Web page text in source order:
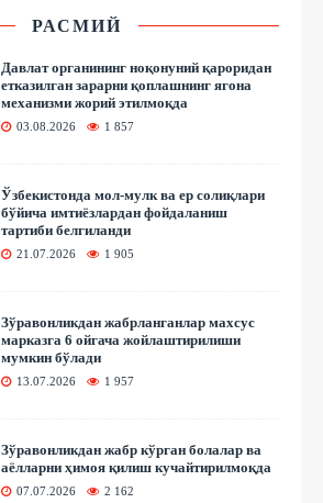
РАСМИЙ
Давлат органининг ноқонуний қароридан
етказилган зарарни қоплашнинг ягона
механизми жорий этилмоқда
03.08.2026 1 857
Ўзбекистонда мол-мулк ва ер солиқлари
бўйича имтиёзлардан фойдаланиш
тартиби белгиланди
21.07.2026 1 905
Зўравонликдан жабрланганлар махсус
марказга 6 ойгача жойлаштирилиши
мумкин бўлади
13.07.2026 1 957
Зўравонликдан жабр кўрган болалар ва
аёлларни ҳимоя қилиш кучайтирилмоқда
07.07.2026 2 162